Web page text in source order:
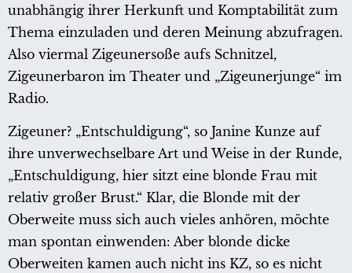
unabhängig ihrer Herkunft und Komptabilität zum
Thema einzuladen und deren Meinung abzufragen.
Also viermal Zigeunersoße aufs Schnitzel,
Zigeunerbaron im Theater und „Zigeunerjunge“ im
Radio.
Zigeuner? „Entschuldigung“, so Janine Kunze auf
ihre unverwechselbare Art und Weise in der Runde,
„Entschuldigung, hier sitzt eine blonde Frau mit
relativ großer Brust.“ Klar, die Blonde mit der
Oberweite muss sich auch vieles anhören, möchte
man spontan einwenden: Aber blonde dicke
Oberweiten kamen auch nicht ins KZ, so es nicht